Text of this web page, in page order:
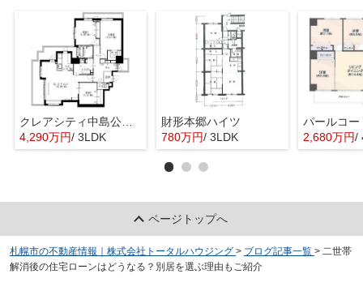
クレアシティ中島公園通り
4,290万円/ 3LDK
財形本郷ハイツ
780万円/ 3LDK 2,680万円/
ページトップへ
札幌市の不動産情報｜株式会社トータルハウジング > ブログ記事一覧 > 二世帯
解消後の住宅ローンはどうなる？別居を選ぶ理由もご紹介